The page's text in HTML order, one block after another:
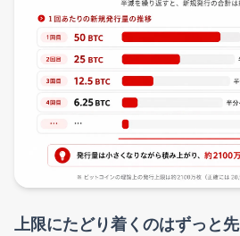
上限にたどり着くのはずっと先